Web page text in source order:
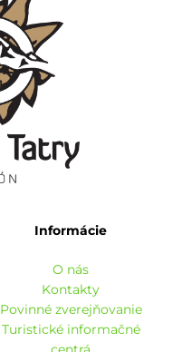
Informácie
O nás
Kontakty
Povinné zverejňovanie
Turistické informačné